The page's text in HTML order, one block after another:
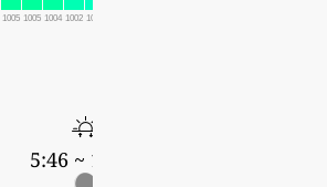
1005 1005 1004 1002 1001
5:46 ~ 19:30